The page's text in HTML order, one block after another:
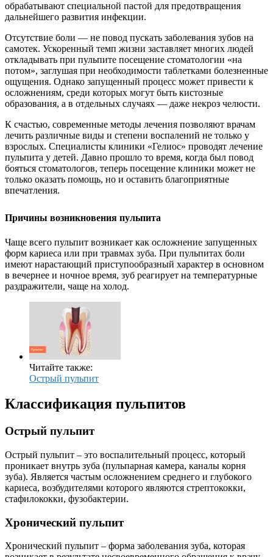
обрабатывают специальной пастой для предотвращения
дальнейшего развития инфекции.
Отсутствие боли — не повод пускать заболевания зубов на
самотек. Ускоренный темп жизни заставляет многих людей
откладывать при пульпите посещение стоматологии «на
потом», заглушая при необходимости таблетками болезненные
ощущения. Однако запущенный процесс может привести к
осложнениям, среди которых могут быть кистозные
образования, а в отдельных случаях — даже некроз челюсти.
К счастью, современные методы лечения позволяют врачам
лечить различные виды и степени воспалений не только у
взрослых. Специалисты клиники «Гелиос» проводят лечение
пульпита у детей. Давно прошло то время, когда был повод
бояться стоматологов, теперь посещение клиники может не
только оказать помощь, но и оставить благоприятные
впечатления.
Причины возникновения пульпита
Чаще всего пульпит возникает как осложнение запущенных
форм кариеса или при травмах зуба. При пульпитах боли
имеют нарастающий приступообразный характер в основном
в вечернее и ночное время, зуб реагирует на температурные
раздражители, чаще на холод.
Читайте также:
Острый пульпит
Классификация пульпитов
Острый пульпит
Острый пульпит – это воспалительный процесс, который
проникает внутрь зуба (пульпарная камера, каналы корня
зуба). Является частым осложнением среднего и глубокого
кариеса, возбудителями которого являются стрептококки,
стафилококки, фузобактерии.
Хронический пульпит
Хронический пульпит – форма заболевания зуба, которая